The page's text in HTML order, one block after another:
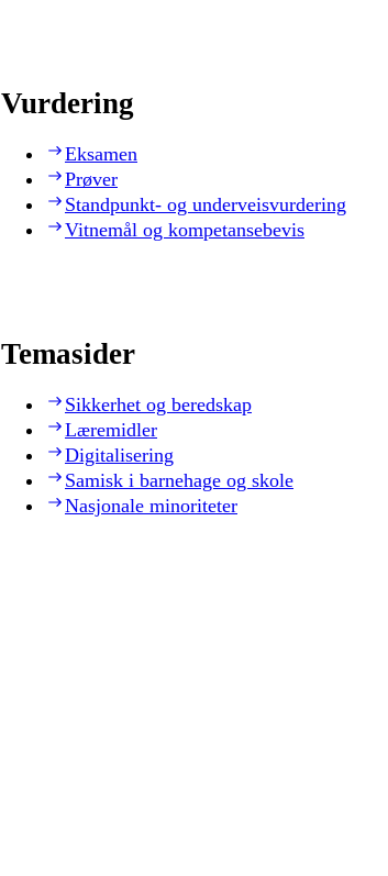
Vurdering
Eksamen
Prøver
Standpunkt- og underveisvurdering
Vitnemål og kompetansebevis
Temasider
Sikkerhet og beredskap
Læremidler
Digitalisering
Samisk i barnehage og skole
Nasjonale minoriteter